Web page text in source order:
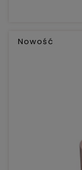
Nowość